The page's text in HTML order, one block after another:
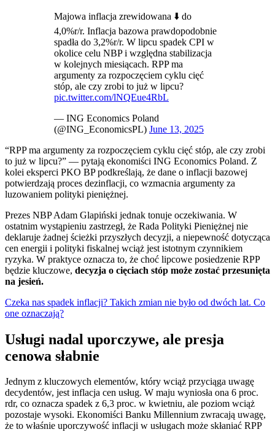
Majowa inflacja zrewidowana ⬇️ do
4,0%r/r. Inflacja bazowa prawdopodobnie
spadła do 3,2%r/r. W lipcu spadek CPI w
okolice celu NBP i względna stabilizacja
w kolejnych miesiącach. RPP ma
argumenty za rozpoczęciem cyklu cięć
stóp, ale czy zrobi to już w lipcu?
pic.twitter.com/lNQEue4RbL
— ING Economics Poland
(@ING_EconomicsPL) June 13, 2025
“RPP ma argumenty za rozpoczęciem cyklu cięć stóp, ale czy zrobi
to już w lipcu?” — pytają ekonomiści ING Economics Poland. Z
kolei eksperci PKO BP podkreślają, że dane o inflacji bazowej
potwierdzają proces dezinflacji, co wzmacnia argumenty za
luzowaniem polityki pieniężnej.
Prezes NBP Adam Glapiński jednak tonuje oczekiwania. W
ostatnim wystąpieniu zastrzegł, że Rada Polityki Pieniężnej nie
deklaruje żadnej ścieżki przyszłych decyzji, a niepewność dotycząca
cen energii i polityki fiskalnej wciąż jest istotnym czynnikiem
ryzyka. W praktyce oznacza to, że choć lipcowe posiedzenie RPP
będzie kluczowe, decyzja o cięciach stóp może zostać przesunięta
na jesień.
Czeka nas spadek inflacji? Takich zmian nie było od dwóch lat. Co
one oznaczają?
Usługi nadal uporczywe, ale presja
cenowa słabnie
Jednym z kluczowych elementów, który wciąż przyciąga uwagę
decydentów, jest inflacja cen usług. W maju wyniosła ona 6 proc.
rdr, co oznacza spadek z 6,3 proc. w kwietniu, ale poziom wciąż
pozostaje wysoki. Ekonomiści Banku Millennium zwracają uwagę,
że to właśnie uporczywość inflacji w usługach może skłaniać RPP